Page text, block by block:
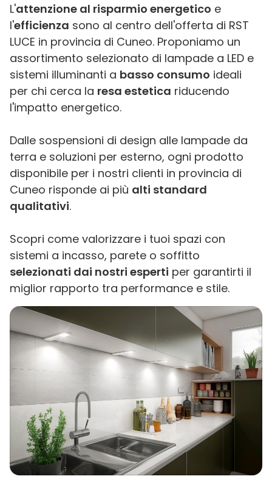
L'attenzione al risparmio energetico e
l'efficienza sono al centro dell'offerta di RST
LUCE in provincia di Cuneo. Proponiamo un
assortimento selezionato di lampade a LED e
sistemi illuminanti a basso consumo ideali
per chi cerca la resa estetica riducendo
l'impatto energetico.
Dalle sospensioni di design alle lampade da
terra e soluzioni per esterno, ogni prodotto
disponibile per i nostri clienti in provincia di
Cuneo risponde ai più alti standard
qualitativi.
Scopri come valorizzare i tuoi spazi con
sistemi a incasso, parete o soffitto
selezionati dai nostri esperti per garantirti il
miglior rapporto tra performance e stile.